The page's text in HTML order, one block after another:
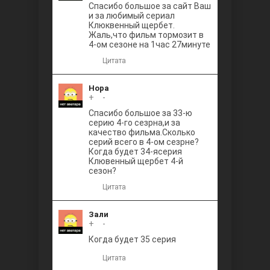
Спасибо большое за сайт Ваш
и за любимый сериал
Клюквенный щербет.
Жаль,что фильм тормозит в
4-ом сезоне на 1час 27минуте
Цитата
Нора
+
-
Спасибо большое за 33-ю
серию 4-го сезрна,и за
качество фильма.Сколько
серий всего в 4-ом сезрне?
Когда будет 34-ясерия
Клювенный щербет 4-й
сезон?
Цитата
Зали
+
-
Когда будет 35 серия
Цитата